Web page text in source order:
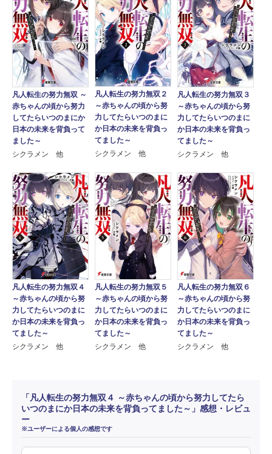
凡人転生の努力無双 ～
赤ちゃんの頃から努力
してたらいつのまにか
日本の未来を背負って
ました～
シクラメン 他
凡人転生の努力無双２
～赤ちゃんの頃から努
力してたらいつのまに
か日本の未来を背負っ
てました～
シクラメン 他
凡人転生の努力無双３
～赤ちゃんの頃から努
力してたらいつのまに
か日本の未来を背負っ
てました～
シクラメン 他
凡人転生の努力無双４
～赤ちゃんの頃から努
力してたらいつのまに
か日本の未来を背負っ
てました～
シクラメン 他
凡人転生の努力無双５
～赤ちゃんの頃から努
力してたらいつのまに
か日本の未来を背負っ
てました～
シクラメン 他
凡人転生の努力無双６
～赤ちゃんの頃から努
力してたらいつのまに
か日本の未来を背負っ
てました～
シクラメン 他
「凡人転生の努力無双４ ～赤ちゃんの頃から努力してたら
いつのまにか日本の未来を背負ってました～」感想・レビュ
ー
※ユーザーによる個人の感想です